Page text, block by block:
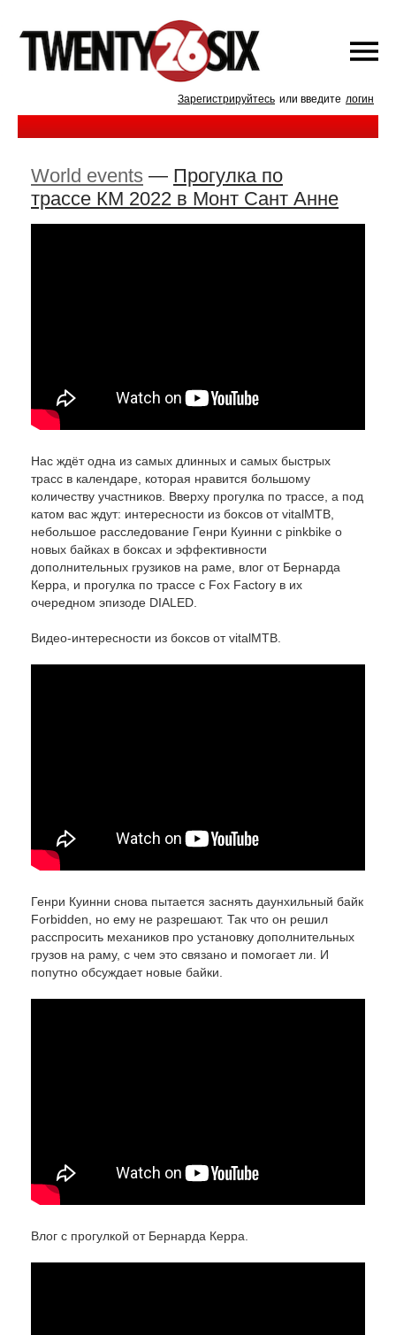
Зарегистрируйтесь или введите логин
World events — Прогулка по
трассе КМ 2022 в Монт Сант Анне
Нас ждёт одна из самых длинных и самых быстрых
трасс в календаре, которая нравится большому
количеству участников. Вверху прогулка по трассе, а под
катом вас ждут: интересности из боксов от vitalMTB,
небольшое расследование Генри Куинни с pinkbike о
новых байках в боксах и эффективности
дополнительных грузиков на раме, влог от Бернарда
Керра, и прогулка по трассе с Fox Factory в их
очередном эпизоде DIALED.
Видео-интересности из боксов от vitalMTB.
Генри Куинни снова пытается заснять даунхильный байк
Forbidden, но ему не разрешают. Так что он решил
расспросить механиков про установку дополнительных
грузов на раму, с чем это связано и помогает ли. И
попутно обсуждает новые байки.
Влог с прогулкой от Бернарда Керра.